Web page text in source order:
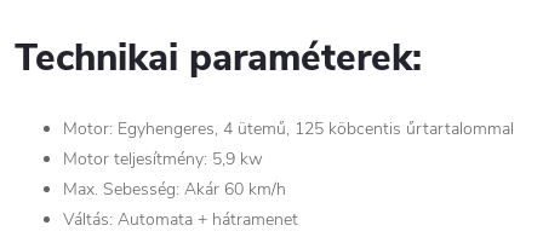
Technikai paraméterek:
Motor: Egyhengeres, 4 ütemű, 125 köbcentis űrtartalommal
Motor teljesítmény: 5,9 kw
Max. Sebesség: Akár 60 km/h
Váltás: Automata + hátramenet